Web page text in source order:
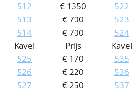
512
€ 1350
513
€ 700
514
€ 700
522
523
524
Kavel
Prijs
525
€ 170
526
€ 220
527
€ 250
Kavel
535
536
537